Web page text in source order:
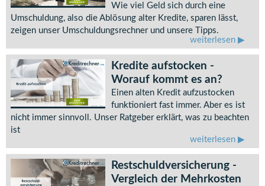
Wie viel Geld sich durch eine
Umschuldung, also die Ablösung alter Kredite, sparen lässt,
zeigen unser Umschuldungsrechner und unsere Tipps.
weiterlesen
Kredite aufstocken -
Worauf kommt es an?
Einen alten Kredit aufzustocken
funktioniert fast immer. Aber es ist
nicht immer sinnvoll. Unser Ratgeber erklärt, was zu beachten
ist
weiterlesen
Restschuldversicherung -
Vergleich der Mehrkosten